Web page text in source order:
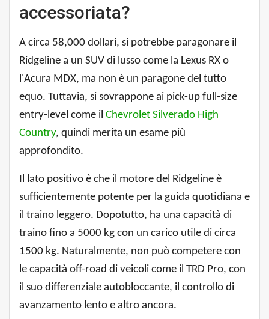
accessoriata?
A circa 58,000 dollari, si potrebbe paragonare il
Ridgeline a un SUV di lusso come la Lexus RX o
l'Acura MDX, ma non è un paragone del tutto
equo. Tuttavia, si sovrappone ai pick-up full-size
entry-level come il Chevrolet Silverado High
Country, quindi merita un esame più
approfondito.
Il lato positivo è che il motore del Ridgeline è
sufficientemente potente per la guida quotidiana e
il traino leggero. Dopotutto, ha una capacità di
traino fino a 5000 kg con un carico utile di circa
1500 kg. Naturalmente, non può competere con
le capacità off-road di veicoli come il TRD Pro, con
il suo differenziale autobloccante, il controllo di
avanzamento lento e altro ancora.